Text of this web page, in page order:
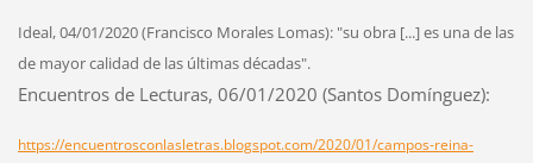
Ideal, 04/01/2020 (Francisco Morales Lomas): "su obra [...] es una de las
de mayor calidad de las últimas décadas".
Encuentros de Lecturas, 06/01/2020 (Santos Domínguez):
https://encuentrosconlasletras.blogspot.com/2020/01/campos-reina-